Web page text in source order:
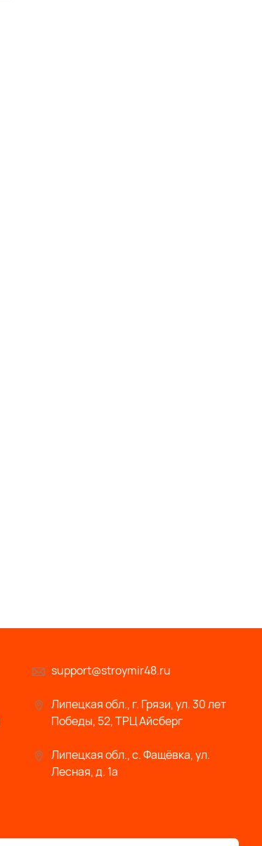
support@stroymir48.ru
Липецкая обл., г. Грязи, ул. 30 лет
Победы, 52, ТРЦ Айсберг
Липецкая обл., с. Фащёвка, ул.
Лесная, д. 1а